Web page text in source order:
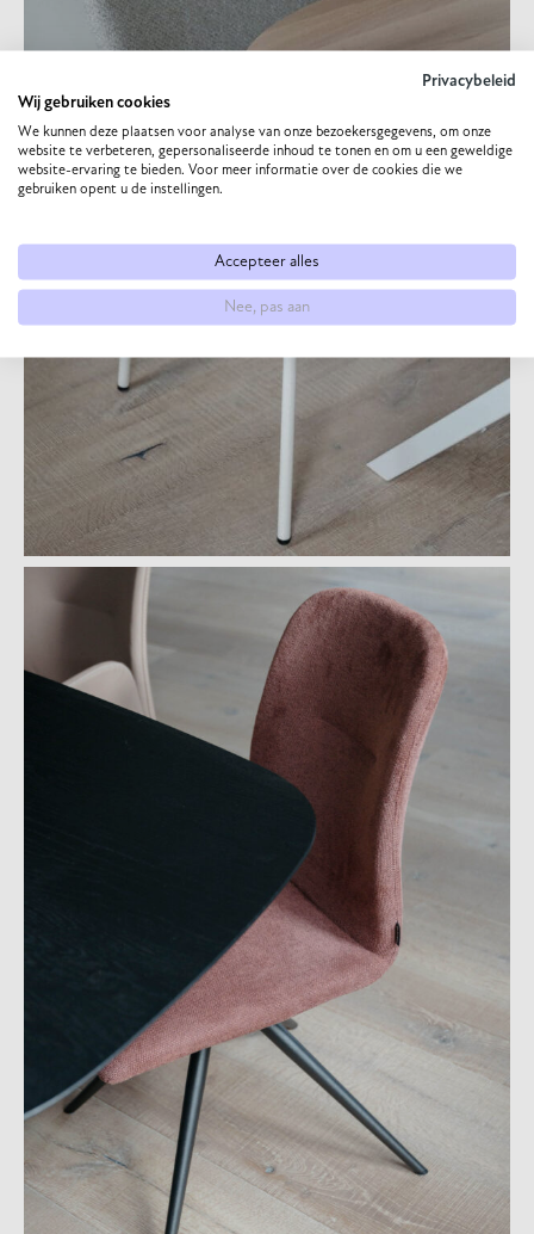
Privacybeleid
Wij gebruiken cookies
We kunnen deze plaatsen voor analyse van onze bezoekersgegevens, om onze
website te verbeteren, gepersonaliseerde inhoud te tonen en om u een geweldige
website-ervaring te bieden. Voor meer informatie over de cookies die we
gebruiken opent u de instellingen.
Accepteer alles
Nee, pas aan